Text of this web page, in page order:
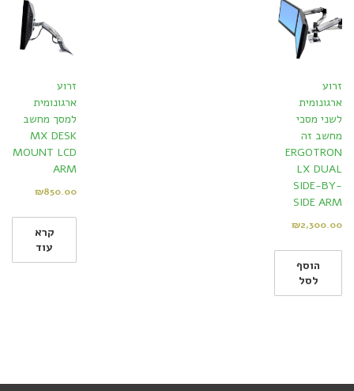
זרוע
ארגונומית
לשני מסכי
מחשב זה
ERGOTRON
LX DUAL
SIDE-BY-
SIDE ARM
₪2,300.00
הוסף
לסל
זרוע
ארגונומית
למסך מחשב
MX DESK
MOUNT LCD
ARM
₪850.00
קרא
עוד